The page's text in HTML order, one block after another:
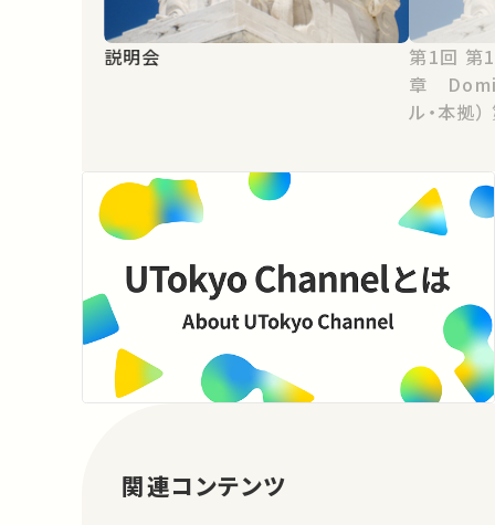
説明会
第1回 第1章 Introduction 第2
章
ル・本拠） 第3章 Personal
関連コンテンツ